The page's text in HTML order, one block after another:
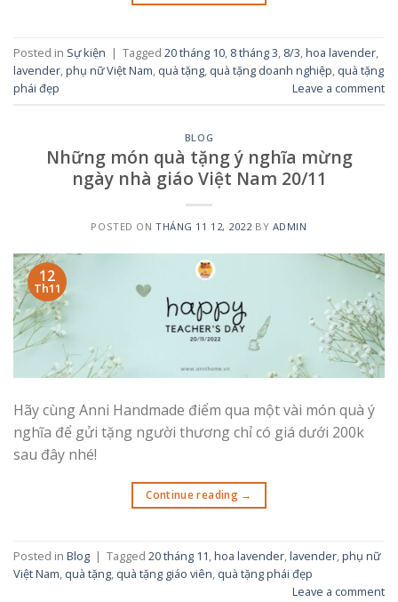
Posted in Sự kiện | Tagged 20 tháng 10, 8 tháng 3, 8/3,hoa lavender,
lavender,phụ nữ Việt Nam, quà tặng, quà tặng doanh nghiệp, quà tặng
phái đẹp
Leave a comment
BLOG
Những món quà tặng ý nghĩa mừng
ngày nhà giáo Việt Nam 20/11
POSTED ON THÁNG 11 12, 2022BY ADMIN
12
Th11
Hãy cùng Anni Handmade điểm qua một vài món quà ý
nghĩa để gửi tặng người thương chỉ có giá dưới 200k
sau đây nhé!
Continue reading →
Posted in Blog | Tagged 20 tháng 11,hoa lavender,lavender,phụ nữ
Việt Nam, quà tặng, quà tặng giáo viên, quà tặng phái đẹp
Leave a comment